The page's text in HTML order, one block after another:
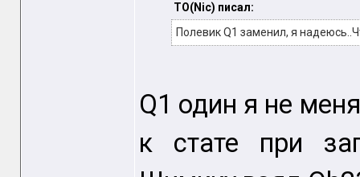
TO(Nic) писал:
Полевик Q1 заменил, я
Q1 один я не
к стате при